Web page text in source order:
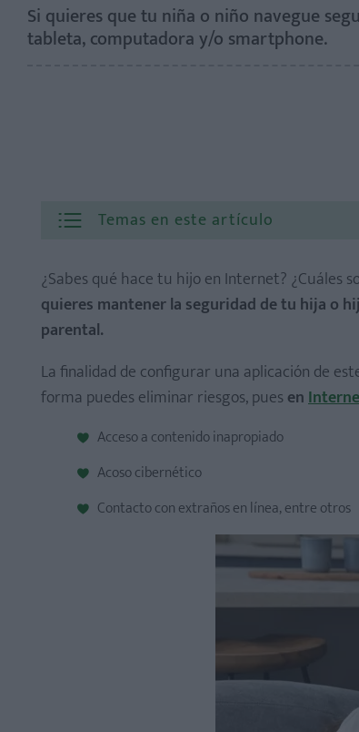
Si quieres que tu niña o niño navegue
tableta, computadora y/o smartphone.
Temas en este artículo
¿Sabes qué hace tu hijo en Internet? ¿Cuáles
quieres mantener la seguridad de tu hija o
parental.
La finalidad de configurar una aplicación de
forma puedes eliminar riesgos, pues en
Acceso a contenido inapropiado
Acoso cibernético
Contacto con extraños en línea, entre otros